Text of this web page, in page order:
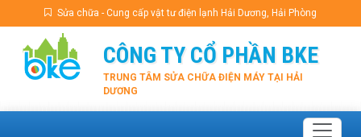
Sửa chữa - Cung cấp vật tư điện lạnh Hải Dương, Hải Phòng
CÔNG TY CỔ PHẦN BKE
TRUNG TÂM SỬA CHỮA ĐIỆN MÁY TẠI HẢI
DƯƠNG